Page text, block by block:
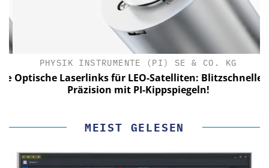
PHYSIK INSTRUMENTE (PI) SE & CO. KG
Optische Laserlinks für LEO-Satelliten: Blitzschnelle
Präzision mit PI-Kippspiegeln!
MEIST GELESEN